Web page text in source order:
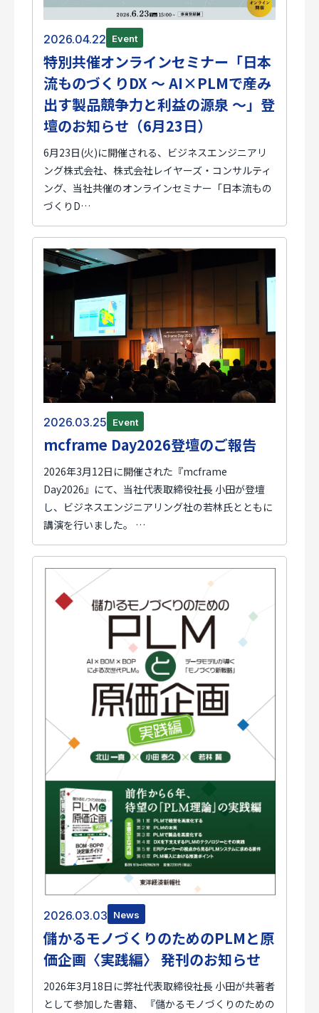
2026.04.22 Event
特別共催オンラインセミナー「日本
流ものづくりDX ～ AI×PLMで産み
出す製品競争力と利益の源泉 ～」登
壇のお知らせ（6月23日）
6月23日(火)に開催される、ビジネスエンジニアリ
ング株式会社、株式会社レイヤーズ・コンサルティ
ング、当社共催のオンラインセミナー「日本流もの
づくりD…
2026.03.25 Event
mcframe Day2026登壇のご報告
2026年3月12日に開催された『mcframe
Day2026』にて、当社代表取締役社長 小田が登壇
し、ビジネスエンジニアリング社の若林氏とともに
講演を行いました。 …
2026.03.03 News
儲かるモノづくりのためのPLMと原
価企画〈実践編〉 発刊のお知らせ
2026年3月18日に弊社代表取締役社長 小田が共著者
として参加した書籍、 『儲かるモノづくりのための